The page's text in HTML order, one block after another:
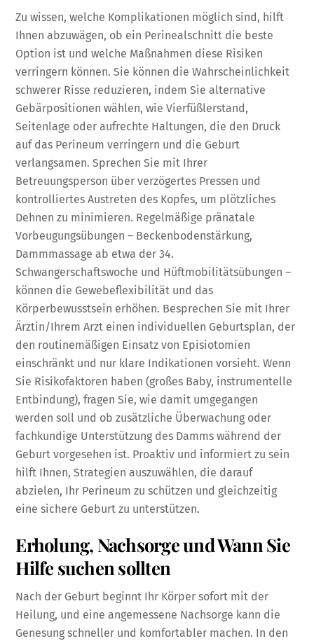
Zu wissen, welche Komplikationen möglich sind, hilft
Ihnen abzuwägen, ob ein Perinealschnitt die beste
Option ist und welche Maßnahmen diese Risiken
verringern können. Sie können die Wahrscheinlichkeit
schwerer Risse reduzieren, indem Sie alternative
Gebärpositionen wählen, wie Vierfüßlerstand,
Seitenlage oder aufrechte Haltungen, die den Druck
auf das Perineum verringern und die Geburt
verlangsamen. Sprechen Sie mit Ihrer
Betreuungsperson über verzögertes Pressen und
kontrolliertes Austreten des Kopfes, um plötzliches
Dehnen zu minimieren. Regelmäßige pränatale
Vorbeugungsübungen – Beckenbodenstärkung,
Dammmassage ab etwa der 34.
Schwangerschaftswoche und Hüftmobilitätsübungen –
können die Gewebeflexibilität und das
Körperbewusstsein erhöhen. Besprechen Sie mit Ihrer
Ärztin/Ihrem Arzt einen individuellen Geburtsplan, der
den routinemäßigen Einsatz von Episiotomien
einschränkt und nur klare Indikationen vorsieht. Wenn
Sie Risikofaktoren haben (großes Baby, instrumentelle
Entbindung), fragen Sie, wie damit umgegangen
werden soll und ob zusätzliche Überwachung oder
fachkundige Unterstützung des Damms während der
Geburt vorgesehen ist. Proaktiv und informiert zu sein
hilft Ihnen, Strategien auszuwählen, die darauf
abzielen, Ihr Perineum zu schützen und gleichzeitig
eine sichere Geburt zu unterstützen.
Erholung, Nachsorge und Wann Sie
Hilfe suchen sollten
Nach der Geburt beginnt Ihr Körper sofort mit der
Heilung, und eine angemessene Nachsorge kann die
Genesung schneller und komfortabler machen. In den